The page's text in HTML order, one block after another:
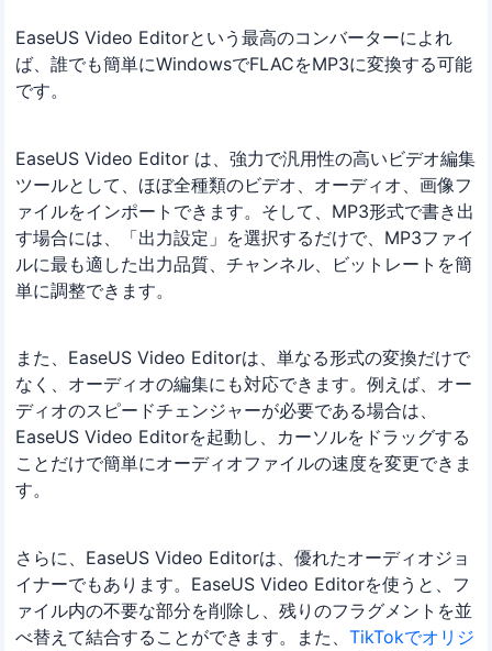
EaseUS Video Editorという最高のコンバーターによれ
ば、誰でも簡単にWindowsでFLACをMP3に変換する可能
です。
EaseUS Video Editor は、強力で汎用性の高いビデオ編集
ツールとして、ほぼ全種類のビデオ、オーディオ、画像フ
ァイルをインポートできます。そして、MP3形式で書き出
す場合には、「出力設定」を選択するだけで、MP3ファイ
ルに最も適した出力品質、チャンネル、ビットレートを簡
単に調整できます。
また、EaseUS Video Editorは、単なる形式の変換だけで
なく、オーディオの編集にも対応できます。例えば、オー
ディオのスピードチェンジャーが必要である場合は、
EaseUS Video Editorを起動し、カーソルをドラッグする
ことだけで簡単にオーディオファイルの速度を変更できま
す。
さらに、EaseUS Video Editorは、優れたオーディオジョ
イナーでもあります。EaseUS Video Editorを使うと、フ
ァイル内の不要な部分を削除し、残りのフラグメントを並
べ替えて結合することができます。また、TikTokでオリジ